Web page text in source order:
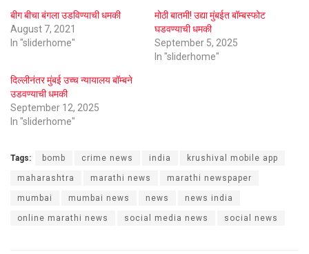
बीग बीचा बंगला उडविण्याची धमकी
August 7, 2021
In "sliderhome"
मोठी बातमी! उद्या मुंबईत बॉम्बस्फोट
घडवण्याची धमकी
September 5, 2025
In "sliderhome"
दिल्लीनंतर मुंबई उच्च न्यायालय बॉम्बने
उडवण्याची धमकी
September 12, 2025
In "sliderhome"
Tags: bomb crime news india krushival mobile app
maharashtra marathi news marathi newspaper
mumbai mumbai news news news india
online marathi news social media news social news